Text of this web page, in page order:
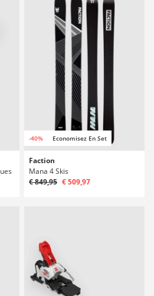
-40% Economisez En Set
Faction
Mana 4 Skis
€ 849,95 € 509,97